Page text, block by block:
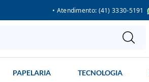
• Atendimento: (41) 3330-5191
PAPELARIA TECNOLOGIA